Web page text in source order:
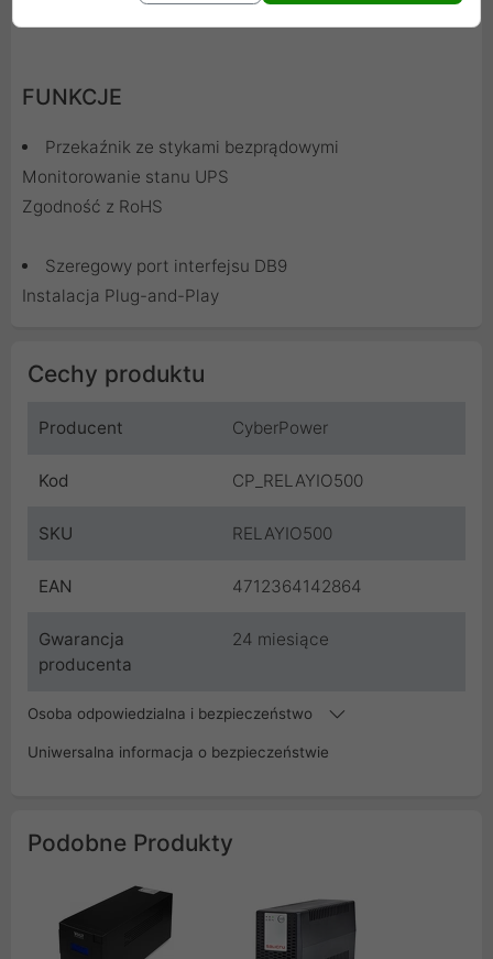
FUNKCJE
Przekaźnik ze stykami bezprądowymi
Monitorowanie stanu UPS
Zgodność z RoHS
Szeregowy port interfejsu DB9
Instalacja Plug-and-Play
Cechy produktu
Producent CyberPower
Kod CP_RELAYIO500
SKU RELAYIO500
EAN 4712364142864
Gwarancja
producenta
24 miesiące
Osoba odpowiedzialna i bezpieczeństwo
Uniwersalna informacja o bezpieczeństwie
Podobne Produkty